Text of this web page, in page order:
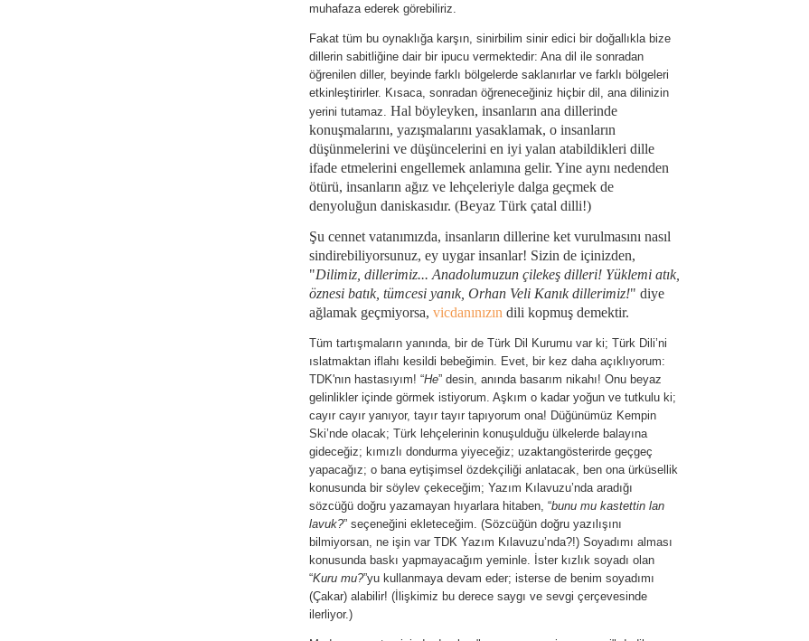
muhafaza ederek görebiliriz.
Fakat tüm bu oynaklığa karşın, sinirbilim sinir edici bir doğallıkla bize
dillerin sabitliğine dair bir ipucu vermektedir: Ana dil ile sonradan
öğrenilen diller, beyinde farklı bölgelerde saklanırlar ve farklı bölgeleri
etkinleştirirler. Kısaca, sonradan öğreneceğiniz hiçbir dil, ana dilinizin
yerini tutamaz. Hal böyleyken, insanların ana dillerinde
konuşmalarını, yazışmalarını yasaklamak, o insanların
düşünmelerini ve düşüncelerini en iyi yalan atabildikleri dille
ifade etmelerini engellemek anlamına gelir. Yine aynı nedenden
ötürü, insanların ağız ve lehçeleriyle dalga geçmek de
denyoluğun daniskasıdır. (Beyaz Türk çatal dilli!)
Şu cennet vatanımızda, insanların dillerine ket vurulmasını nasıl
sindirebiliyorsunuz, ey uygar insanlar! Sizin de içinizden,
"Dilimiz, dillerimiz... Anadolumuzun çilekeş dilleri! Yüklemi atık,
öznesi batık, tümcesi yanık, Orhan Veli Kanık dillerimiz!" diye
ağlamak geçmiyorsa, vicdanınızın dili kopmuş demektir.
Tüm tartışmaların yanında, bir de Türk Dil Kurumu var ki; Türk Dili’ni
ıslatmaktan iflahı kesildi bebeğimin. Evet, bir kez daha açıklıyorum:
TDK'nın hastasıyım! “He” desin, anında basarım nikahı! Onu beyaz
gelinlikler içinde görmek istiyorum. Aşkım o kadar yoğun ve tutkulu ki;
cayır cayır yanıyor, tayır tayır tapıyorum ona! Düğünümüz Kempin
Ski’nde olacak; Türk lehçelerinin konuşulduğu ülkelerde balayına
gideceğiz; kımızlı dondurma yiyeceğiz; uzaktangösterirde geçgeç
yapacağız; o bana eytişimsel özdekçiliği anlatacak, ben ona ürküsellik
konusunda bir söylev çekeceğim; Yazım Kılavuzu’nda aradığı
sözcüğü doğru yazamayan hıyarlara hitaben, “bunu mu kastettin lan
lavuk?” seçeneğini ekleteceğim. (Sözcüğün doğru yazılışını
bilmiyorsan, ne işin var TDK Yazım Kılavuzu’nda?!) Soyadımı alması
konusunda baskı yapmayacağım yeminle. İster kızlık soyadı olan
“Kuru mu?”yu kullanmaya devam eder; isterse de benim soyadımı
(Çakar) alabilir! (İlişkimiz bu derece saygı ve sevgi çerçevesinde
ilerliyor.)